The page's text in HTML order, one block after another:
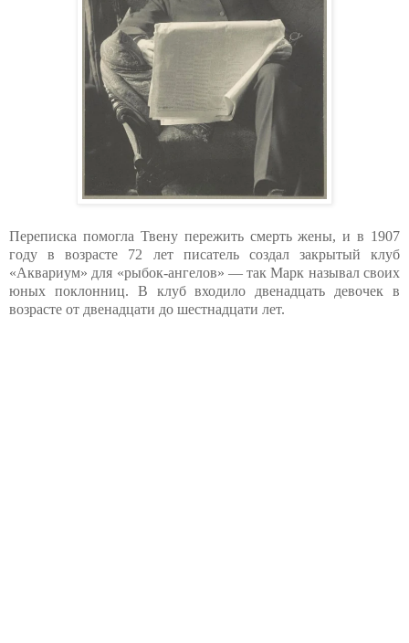
Переписка помогла Твену пережить смерть жены, и в 1907
году в возрасте 72 лет писатель создал закрытый клуб
«Аквариум» для «рыбок-ангелов» — так Марк называл своих
юных поклонниц. В клуб входило двенадцать девочек в
возрасте от двенадцати до шестнадцати лет.